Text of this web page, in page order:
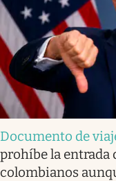
Documento de
prohíbe la entrada
colombianos